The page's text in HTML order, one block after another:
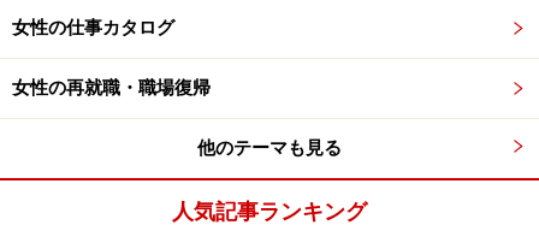
女性の仕事カタログ
女性の再就職・職場復帰
他のテーマも見る
人気記事ランキング